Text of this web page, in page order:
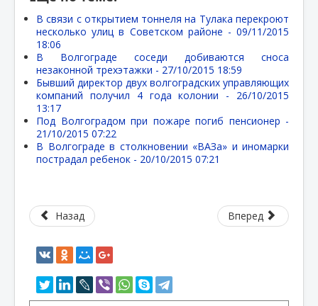
В связи с открытием тоннеля на Тулака перекроют
несколько улиц в Советском районе - 09/11/2015
18:06
В Волгограде соседи добиваются сноса
незаконной трехэтажки - 27/10/2015 18:59
Бывший директор двух волгоградских управляющих
компаний получил 4 года колонии - 26/10/2015
13:17
Под Волгоградом при пожаре погиб пенсионер -
21/10/2015 07:22
В Волгограде в столкновении «ВАЗа» и иномарки
пострадал ребенок - 20/10/2015 07:21
Назад Вперед